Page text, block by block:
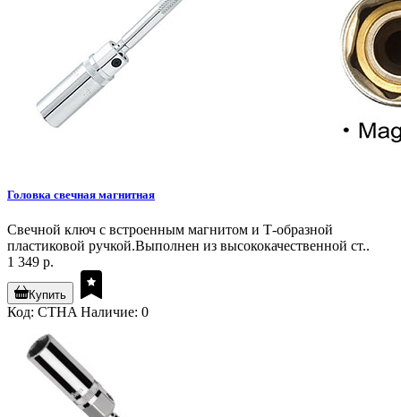
Головка свечная магнитная
Свечной ключ с встроенным магнитом и Т-образной
пластиковой ручкой.Выполнен из высококачественной ст..
1 349 р.
Купить
Код: CTHA Наличие: 0